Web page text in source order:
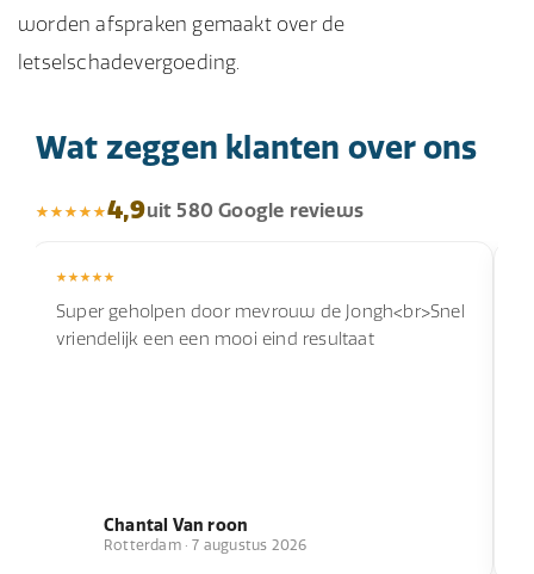
worden afspraken gemaakt over de
letselschadevergoeding.
Wat zeggen klanten over ons
4,9uit 580 Google reviews
Super geholpen door mevrouw de Jongh<br>Snel
vriendelijk een een mooi eind resultaat
Chantal Van roon
Rotterdam · 7 augustus 2026